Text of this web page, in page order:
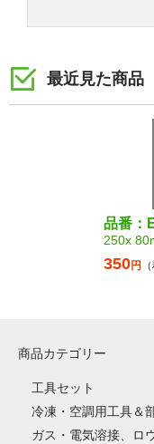
最近見た商品
品番：
250x
350円
商品カテゴリー
工具セット
冷凍・空調用工具＆
ガス・電気溶接、ロ